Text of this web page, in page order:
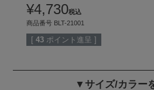
¥4,730税込
商品番号 BLT-21001
[ 43 ポイント進呈 ]
▼サイズ/カラー